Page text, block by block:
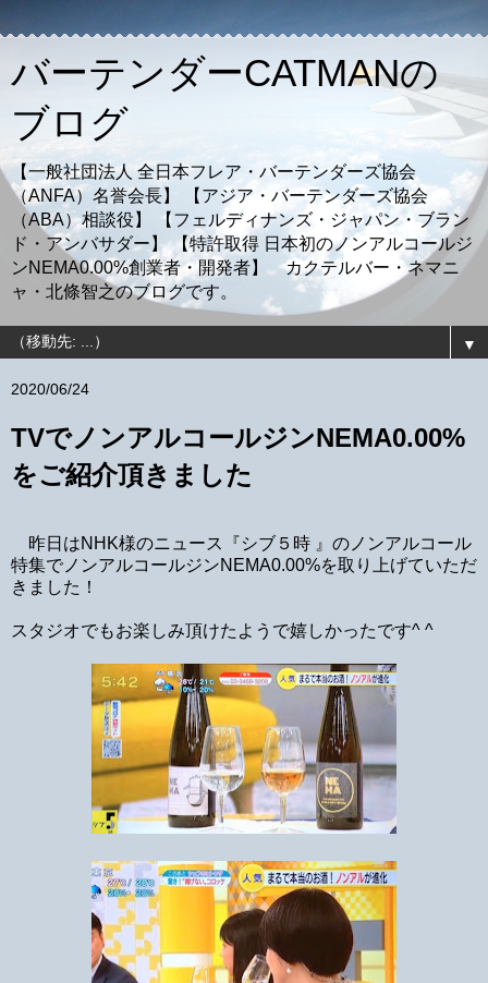
バーテンダーCATMANの
ブログ
【一般社団法人 全日本フレア・バーテンダーズ協会
（ANFA）名誉会長】 【アジア・バーテンダーズ協会
（ABA）相談役】 【フェルディナンズ・ジャパン・ブラン
ド・アンバサダー】 【特許取得 日本初のノンアルコールジ
ンNEMA0.00%創業者・開発者】 カクテルバー・ネマニ
ャ・北條智之のブログです。
▼
2020/06/24
TVでノンアルコールジンNEMA0.00%
をご紹介頂きました
昨日はNHK様のニュース『シブ５時 』のノンアルコール
特集でノンアルコールジンNEMA0.00%を取り上げていただ
きました！
スタジオでもお楽しみ頂けたようで嬉しかったです^ ^